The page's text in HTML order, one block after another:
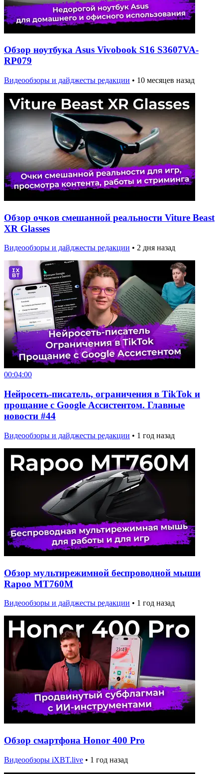
Обзор ноутбука Asus Vivobook S16 S3607VA-
RP079
Видеообзоры и дайджесты редакции • 10 месяцев назад
Обзор очков смешанной реальности Viture Beast
XR Glasses
Видеообзоры и дайджесты редакции • 2 дня назад
00:04:00
Нейросеть-писатель, ограничения в TikTok и
прощание с Google Ассистентом. Главные
новости #44
Видеообзоры и дайджесты редакции • 1 год назад
Обзор мультирежимной беспроводной мыши
Rapoo MT760M
Видеообзоры и дайджесты редакции • 1 год назад
Обзор смартфона Honor 400 Pro
Видеообзоры iXBT.live • 1 год назад